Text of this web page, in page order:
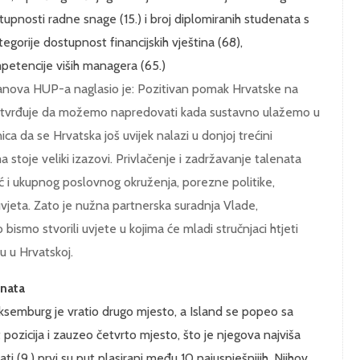
radne snage (15.) i broj diplomiranih studenata s
dostupnost financijskih vještina (68),
viših managera (65.)
HUP-a naglasio je: Pozitivan pomak Hrvatske na
da možemo napredovati kada sustavno ulažemo u
da se Hrvatska još uvijek nalazi u donjoj trećini
stoje veliki izazovi. Privlačenje i zadržavanje talenata
ukupnog poslovnog okruženja, porezne politike,
Zato je nužna partnerska suradnja Vlade,
bismo stvorili uvjete u kojima će mladi stručnjaci htjeti
u Hrvatskoj.
je vratio drugo mjesto, a Island se popeo sa
i zauzeo četvrto mjesto, što je njegova najviša